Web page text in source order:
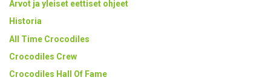
Arvot ja yleiset eettiset ohjeet
Historia
All Time Crocodiles
Crocodiles Crew
Crocodiles Hall Of Fame